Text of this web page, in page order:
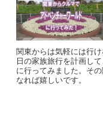
関東からは気軽には行
日の家族旅行を計画し
に行ってみました。そ
なれば嬉しいです。